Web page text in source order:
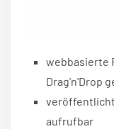
webbasierte
Drag'n'Drop
aufrufbar